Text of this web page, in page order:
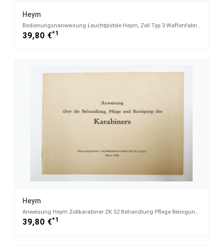
Heym
Bedienungsnanweisung Leuchtpistole Heym, Zoll Typ 3 Waffenfabrik F. W. Heym - Münnerstadt , von 1959
39,80 €*1
Heym
Anweisung Heym Zollkarabiner ZK 52 Behandlung Pflege Reinigung Bundesministerium Finanzen Bonn 1962
39,80 €*1